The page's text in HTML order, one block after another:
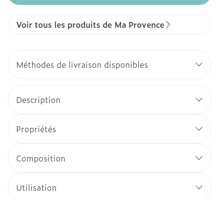
Voir tous les produits de Ma Provence
Méthodes de livraison disponibles
Description
Propriétés
Composition
Utilisation